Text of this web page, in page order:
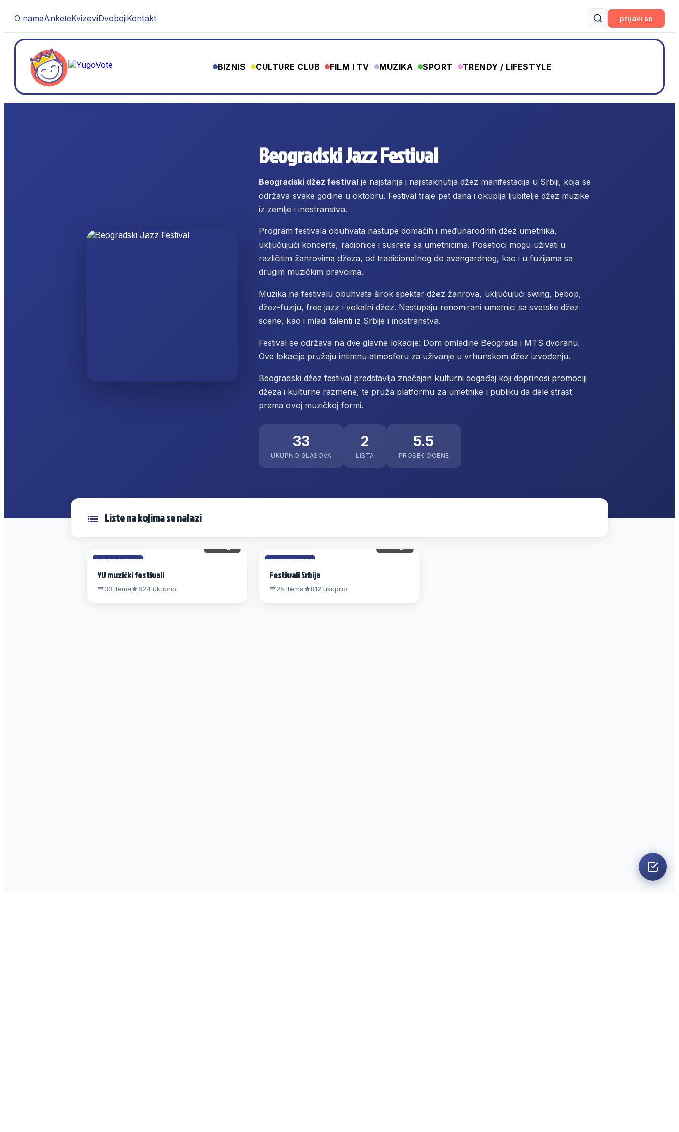
O namaAnketeKvizoviDvobojiKontakt prijavi se
BIZNIS CULTURE CLUB FILM I TV MUZIKA SPORT TRENDY / LIFESTYLE
Beogradski Jazz Festival
Beogradski džez festival je najstarija i najistaknutija džez manifestacija u Srbiji, koja se
održava svake godine u oktobru. Festival traje pet dana i okuplja ljubitelje džez muzike
iz zemlje i inostranstva.
Program festivala obuhvata nastupe domaćih i međunarodnih džez umetnika,
uključujući koncerte, radionice i susrete sa umetnicima. Posetioci mogu uživati u
različitim žanrovima džeza, od tradicionalnog do avangardnog, kao i u fuzijama sa
drugim muzičkim pravcima.
Muzika na festivalu obuhvata širok spektar džez žanrova, uključujući swing, bebop,
džez-fuziju, free jazz i vokalni džez. Nastupaju renomirani umetnici sa svetske džez
scene, kao i mladi talenti iz Srbije i inostranstva.
Festival se održava na dve glavne lokacije: Dom omladine Beograda i MTS dvoranu.
Ove lokacije pružaju intimnu atmosferu za uživanje u vrhunskom džez izvođenju.
Beogradski džez festival predstavlja značajan kulturni događaj koji doprinosi promociji
džeza i kulturne razmene, te pruža platformu za umetnike i publiku da dele strast
prema ovoj muzičkoj formi.
33
UKUPNO GLASOVA
2
LISTA
5.5
PROSEK OCENE
Liste na kojima se nalazi
#17 NA LISTI
YU muzički festivali
33 itema 824 ukupno
#12 NA LISTI
Festivali Srbija
25 itema 812 ukupno